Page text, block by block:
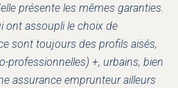
présente les mêmes garanties.
ont assoupli le choix de
sont toujours des profils aisés,
professionnelles) +, urbains, bien
assurance emprunteur ailleurs